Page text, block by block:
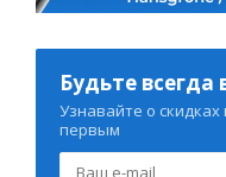
Будьте всегда
Узнавайте о скидках
первым